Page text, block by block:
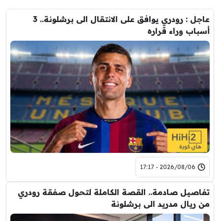
عاجل : رودري يوافق على الانتقال الى برشلونة.. 3
أسباب وراء قراره
2026/08/06 - 17:17
تفاصيل صادمة.. القصة الكاملة لتحول صفقة رودري
من ريال مدريد الى برشلونة